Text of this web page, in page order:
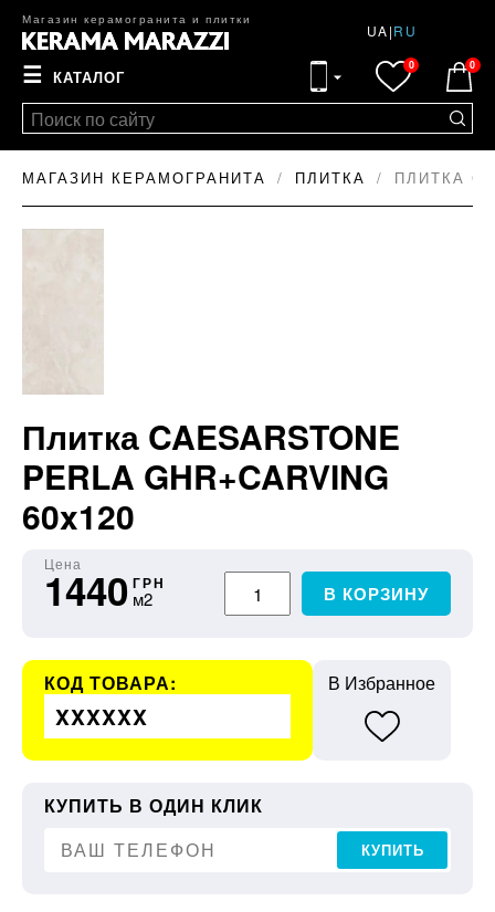
Магазин керамогранита и плитки
UA|RU
☰ КАТАЛОГ
0 0
МАГАЗИН КЕРАМОГРАНИТА ПЛИТКА ПЛИТКА
Плитка CAESARSTONE
PERLA GHR+CARVING
60x120
Цена
1440 ГРН
м2 В КОРЗИНУ
КОД ТОВАРА:
XXXXXX
В Избранное
КУПИТЬ В ОДИН КЛИК
КУПИТЬ